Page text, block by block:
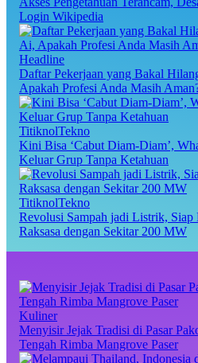
Login Wikipedia
Headline
Daftar Pekerjaan yang Bakal
Apakah Profesi Anda Masih
TitiknolTekno
Kini Bisa ‘Cabut Diam-Diam’,
Keluar Grup Tanpa Ketahuan
TitiknolTekno
Revolusi Sampah jadi Listrik, Siap
Raksasa dengan Sekitar 200 MW
Kuliner
Menyisir Jejak Tradisi di Pasar
Tengah Rimba Mangrove Paser